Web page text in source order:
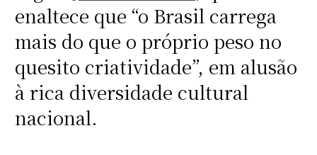
enaltece que “o Brasil carrega
mais do que o próprio peso no
quesito criatividade”, em alusão
à rica diversidade cultural
nacional.